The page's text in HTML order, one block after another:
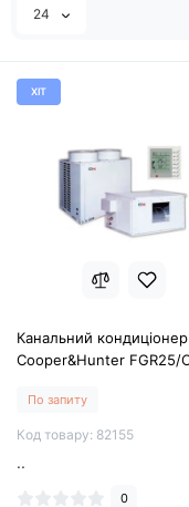
24
ХІТ
Канальний кондиціонер
Cooper&Hunter FGR25/
По запиту
Код товару: 82155
..
0